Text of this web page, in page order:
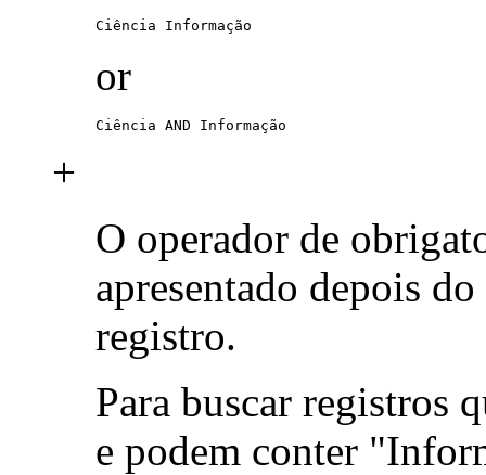
Ciência Informação
or
Ciência AND Informação
+
O operador de
apresentado depois
registro.
Para buscar registros
e podem conter